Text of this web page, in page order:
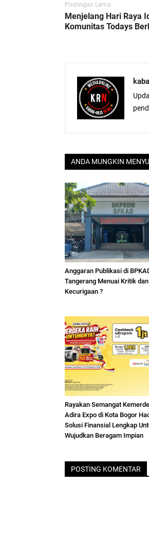
Postingan Lama
Menjelang Hari Raya
Komunitas Todays
ANDA MUNGKIN
Anggaran Publikasi di
Tangerang Menuai Kritik dan
Kecurigaan ?
Rayakan Semangat
Adira Expo di Kota Bogor
Solusi Finansial Lengkap
Wujudkan Beragam Impian
POSTING KOMENTAR